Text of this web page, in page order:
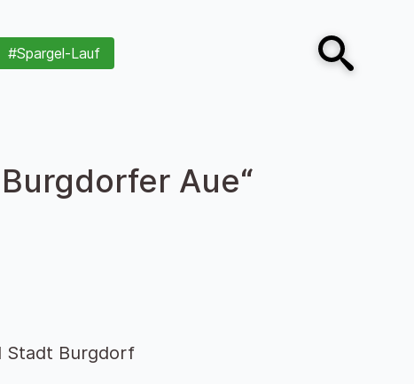
#Spargel-Lauf
Open search
Aue“
Stadt Burgdorf